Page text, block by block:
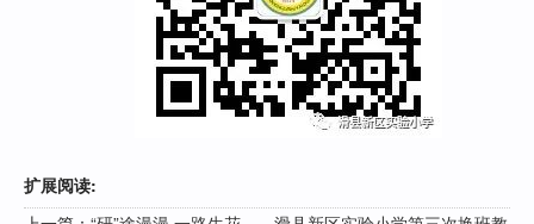
扩展阅读: